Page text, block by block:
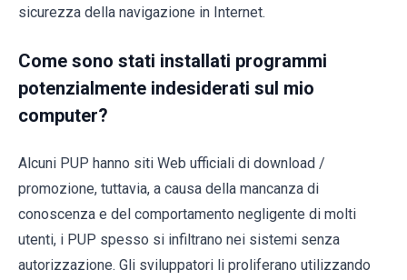
sicurezza della navigazione in Internet.
Come sono stati installati programmi
potenzialmente indesiderati sul mio
computer?
Alcuni PUP hanno siti Web ufficiali di download /
promozione, tuttavia, a causa della mancanza di
conoscenza e del comportamento negligente di molti
utenti, i PUP spesso si infiltrano nei sistemi senza
autorizzazione. Gli sviluppatori li proliferano utilizzando